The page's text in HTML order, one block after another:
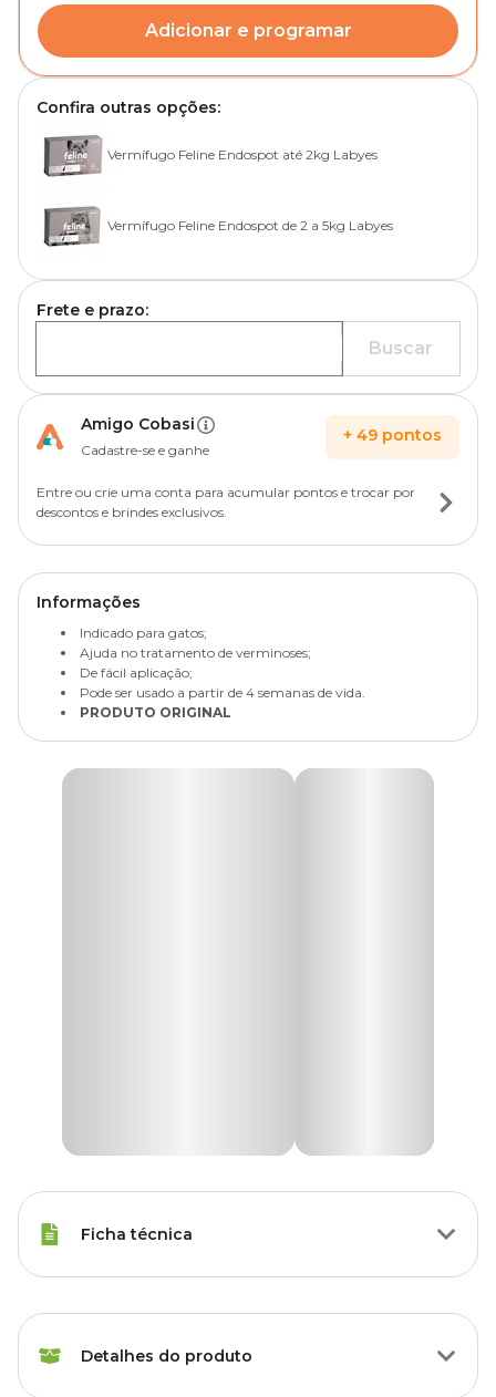
Adicionar e programar
Confira outras opções:
Vermífugo Feline Endospot até 2kg Labyes
Vermífugo Feline Endospot de 2 a 5kg Labyes
Frete e prazo:
Buscar
Amigo Cobasi
Cadastre-se e ganhe
+ 49 pontos
Entre ou crie uma conta para acumular pontos e trocar por
descontos e brindes exclusivos.
Informações
Indicado para gatos;
Ajuda no tratamento de verminoses;
De fácil aplicação;
Pode ser usado a partir de 4 semanas de vida.
PRODUTO ORIGINAL
Ficha técnica
Modo de
Detalhes do produto